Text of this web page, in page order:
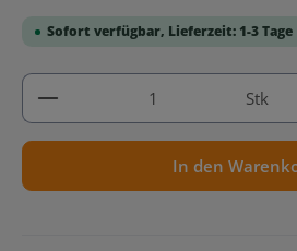
Sofort verfügbar, Lieferzeit: 1-3 Tage
Produkt Anzahl: Gib denStk
In den